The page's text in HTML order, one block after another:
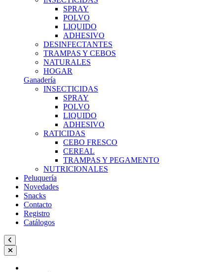
SPRAY
POLVO
LIQUIDO
ADHESIVO
DESINFECTANTES
TRAMPAS Y CEBOS
NATURALES
HOGAR
Ganadería
INSECTICIDAS
SPRAY
POLVO
LIQUIDO
ADHESIVO
RATICIDAS
CEBO FRESCO
CEREAL
TRAMPAS Y PEGAMENTO
NUTRICIONALES
Peluquería
Novedades
Snacks
Contacto
Registro
Catálogos